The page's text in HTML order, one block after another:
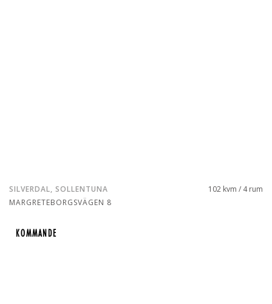
SILVERDAL, SOLLENTUNA
MARGRETEBORGSVÄGEN 8
102 kvm / 4 rum
KOMMANDE
KOMMANDE